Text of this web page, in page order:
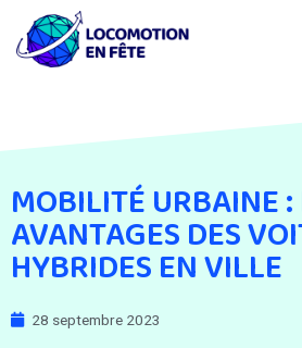
MOBILITÉ URBAINE :
AVANTAGES DES
HYBRIDES EN VILLE
28 septembre 2023